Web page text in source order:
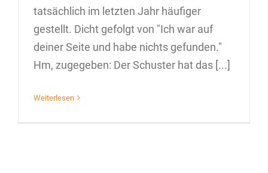
tatsächlich im letzten Jahr häufiger
gestellt. Dicht gefolgt von "Ich war auf
deiner Seite und habe nichts gefunden."
Hm, zugegeben: Der Schuster hat das [...]
Weiterlesen